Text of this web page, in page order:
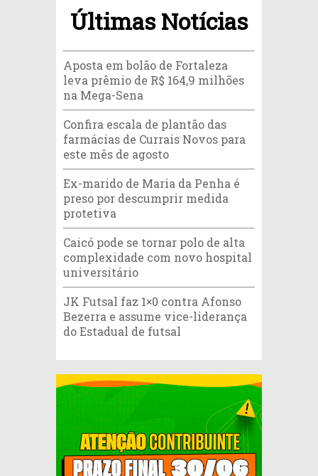
Últimas Notícias
Aposta em bolão de Fortaleza
leva prêmio de R$ 164,9 milhões
na Mega-Sena
Confira escala de plantão das
farmácias de Currais Novos para
este mês de agosto
Ex-marido de Maria da Penha é
preso por descumprir medida
protetiva
Caicó pode se tornar polo de alta
complexidade com novo hospital
universitário
JK Futsal faz 1×0 contra Afonso
Bezerra e assume vice-liderança
do Estadual de futsal